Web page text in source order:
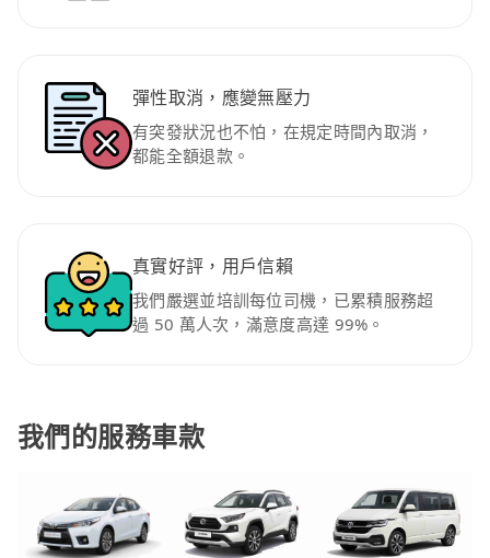
彈性取消，應變無壓力
有突發狀況也不怕，在規定時間內取消，
都能全額退款。
真實好評，用戶信賴
我們嚴選並培訓每位司機，已累積服務超
過 50 萬人次，滿意度高達 99%。
我們的服務車款